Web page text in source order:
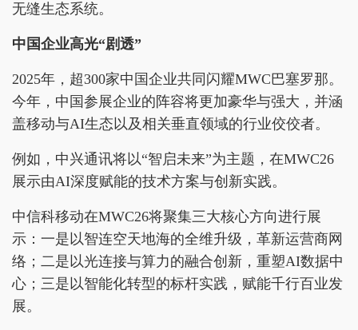
无缝生态系统。
中国企业高光“剧透”
2025年，超300家中国企业共同闪耀MWC巴塞罗那。
今年，中国参展企业的阵容将更加豪华与强大，并涵
盖移动与AI生态以及相关垂直领域的行业佼佼者。
例如，中兴通讯将以“智启未来”为主题，在MWC26
展示由AI深度赋能的技术方案与创新实践。
中信科移动在MWC26将聚集三大核心方向进行展
示：一是以智连空天地海的全维升级，革新运营商网
络；二是以光连接与算力的融合创新，重塑AI数据中
心；三是以智能化转型的标杆实践，赋能千行百业发
展。